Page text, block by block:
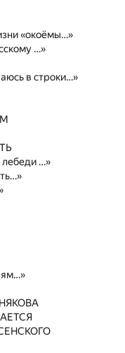
«окоёмы…»
…»
в строки…»
лебеди …»